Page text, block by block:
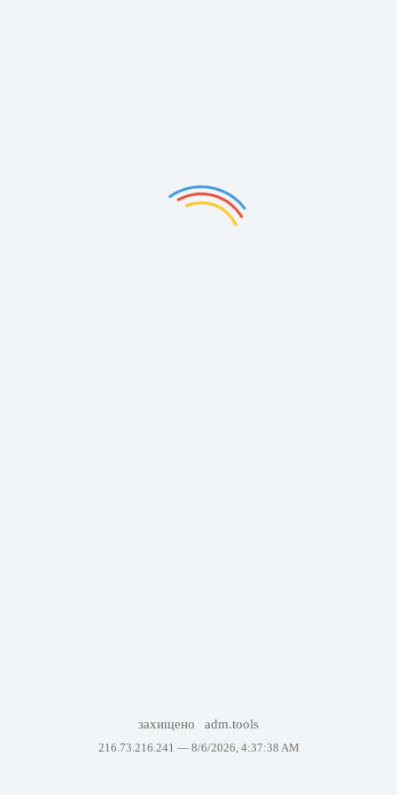
захищено adm.tools
216.73.216.241 — 8/6/2026, 4:37:38 AM